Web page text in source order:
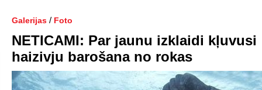
Galerijas / Foto
NETICAMI: Par jaunu izklaidi kļuvusi
haizivju barošana no rokas